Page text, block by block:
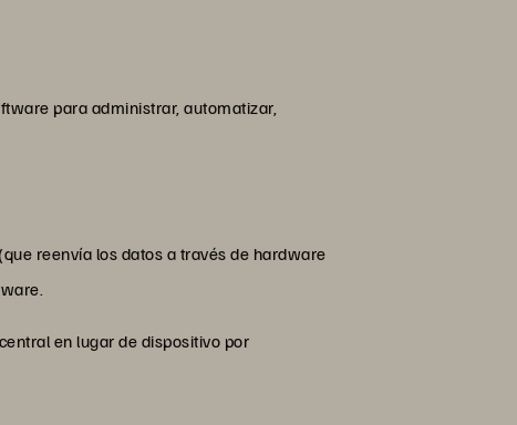
para administrar, automatizar,
reenvía los datos a través de hardware
en lugar de dispositivo por